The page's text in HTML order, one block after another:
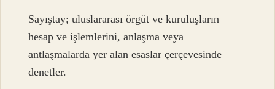
Sayıştay; uluslararası örgüt ve kuruluşların
hesap ve işlemlerini, anlaşma veya
antlaşmalarda yer alan esaslar çerçevesinde
denetler.